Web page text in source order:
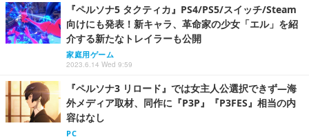
『ペルソナ5 タクティカ』PS4/PS5/スイッチ/Steam
向けにも発表！新キャラ、革命家の少女「エル」を紹
介する新たなトレイラーも公開
家庭用ゲーム
2023.6.14 Wed 9:59
『ペルソナ3 リロード』では女主人公選択できず―海
外メディア取材、同作に『P3P』『P3FES』相当の内
容はなし
PC